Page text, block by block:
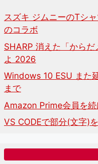
スズキ ジムニーのTシ
のコラボ
SHARP 消えた「から
よ 2026
Windows 10 ESU また
まで
Amazon Prime会員を
VS CODEで部分(文字)